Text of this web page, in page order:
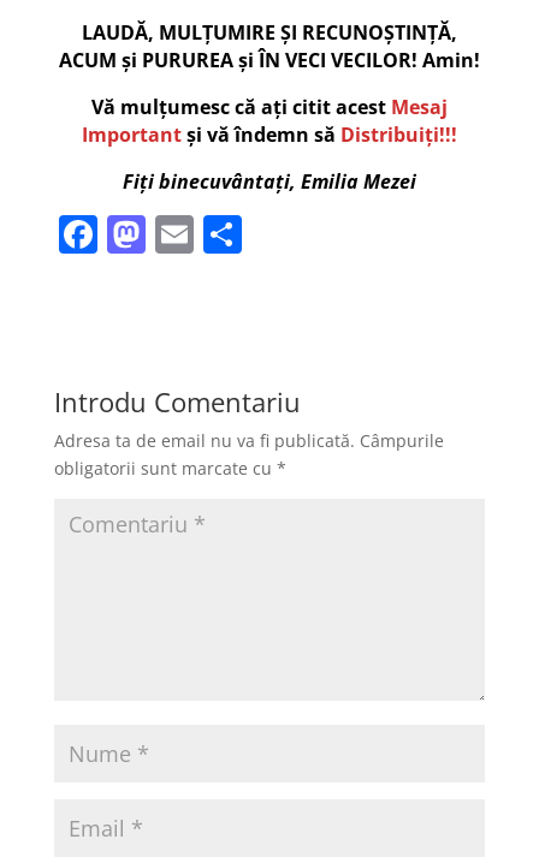
LAUDĂ, MULȚUMIRE ȘI RECUNOȘTINȚĂ,
ACUM și PURUREA și ÎN VECI VECILOR! Amin!
Vă mulțumesc că ați citit acestMesaj
Importantși vă îndemn să Distribuiți!!!
Fiți binecuvântați, Emilia Mezei
F
b
o
o
M
d
o
n
E P
a
z
ă
Introdu Comentariu
Adresa ta de email nu va fi publicată. Câmpurile
obligatorii sunt marcate cu *